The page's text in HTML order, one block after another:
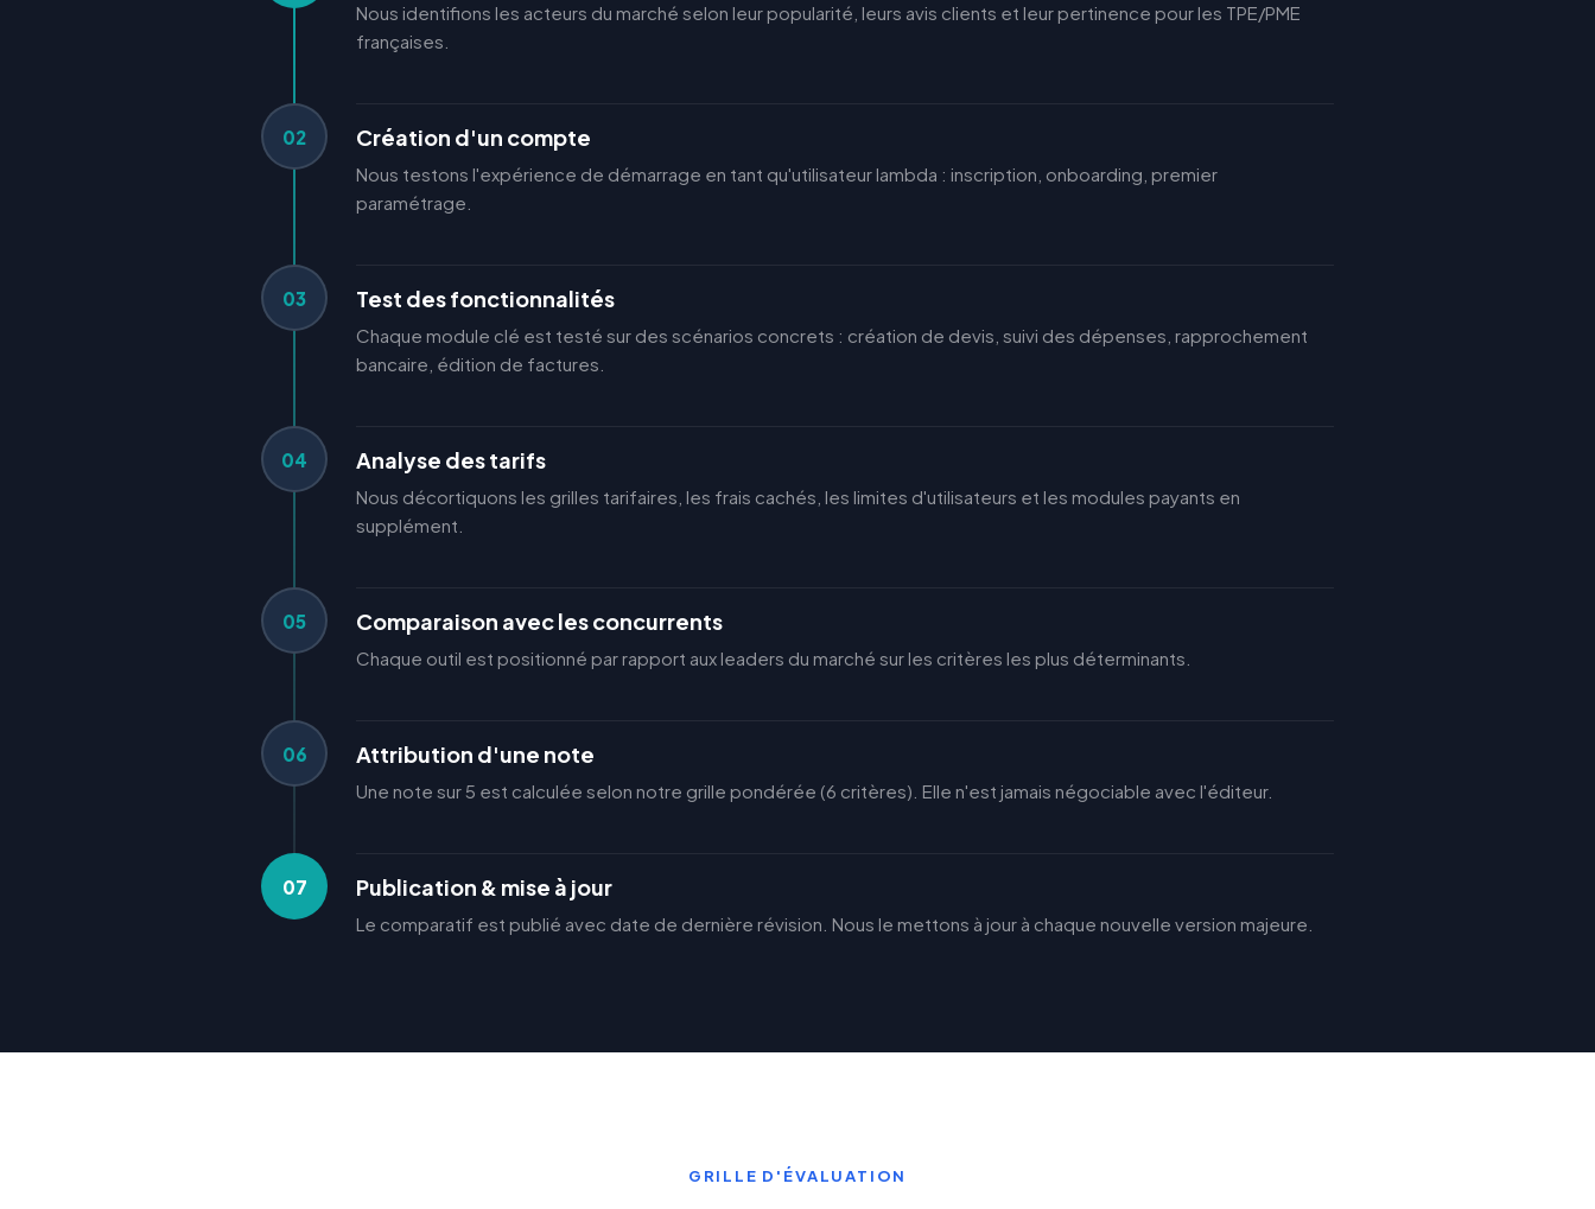
Nous identifions les acteurs du marché selon leur popularité, leurs avis clients et leur pertinence pour les TPE/PME
françaises.
02 Création d'un compte
Nous testons l'expérience de démarrage en tant qu'utilisateur lambda : inscription, onboarding, premier
paramétrage.
03 Test des fonctionnalités
Chaque module clé est testé sur des scénarios concrets : création de devis, suivi des dépenses, rapprochement
bancaire, édition de factures.
04 Analyse des tarifs
Nous décortiquons les grilles tarifaires, les frais cachés, les limites d'utilisateurs et les modules payants en
supplément.
05 Comparaison avec les concurrents
Chaque outil est positionné par rapport aux leaders du marché sur les critères les plus déterminants.
06 Attribution d'une note
Une note sur 5 est calculée selon notre grille pondérée (6 critères). Elle n'est jamais négociable avec l'éditeur.
07 Publication & mise à jour
Le comparatif est publié avec date de dernière révision. Nous le mettons à jour à chaque nouvelle version majeure.
GRILLE D'ÉVALUATION